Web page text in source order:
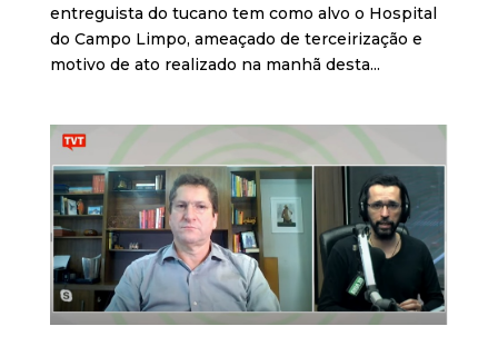
entreguista do tucano tem como alvo o Hospital
do Campo Limpo, ameaçado de terceirização e
motivo de ato realizado na manhã desta...